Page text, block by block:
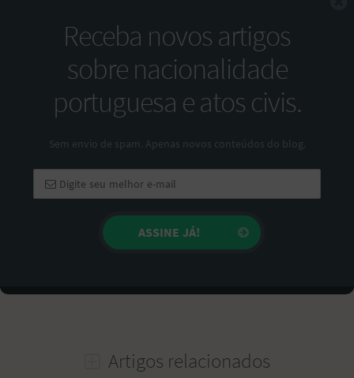
Receba novos artigos
sobre nacionalidade
portuguesa e atos civis.
Sem envio de spam. Apenas novos conteúdos do blog.
Artigos relacionados